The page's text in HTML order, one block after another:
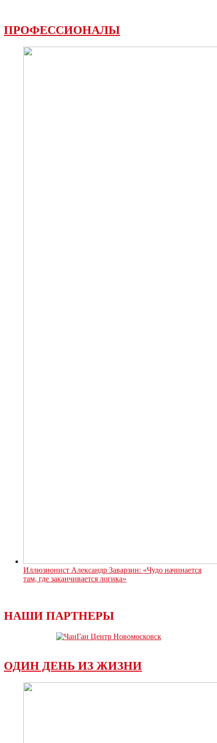
ПРОФЕССИОНАЛЫ
Иллюзионист Александр Заварзин: «Чудо начинается
там, где заканчивается логика»
НАШИ ПАРТНЕРЫ
ОДИН ДЕНЬ ИЗ ЖИЗНИ